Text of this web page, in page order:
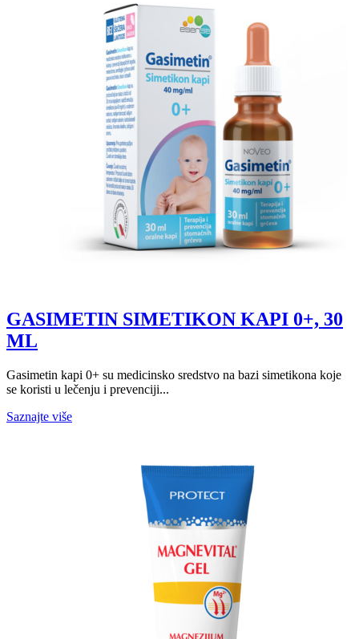
GASIMETIN SIMETIKON KAPI 0+, 30
ML
Gasimetin kapi 0+ su medicinsko sredstvo na bazi simetikona koje
se koristi u lečenju i prevenciji...
Saznajte više